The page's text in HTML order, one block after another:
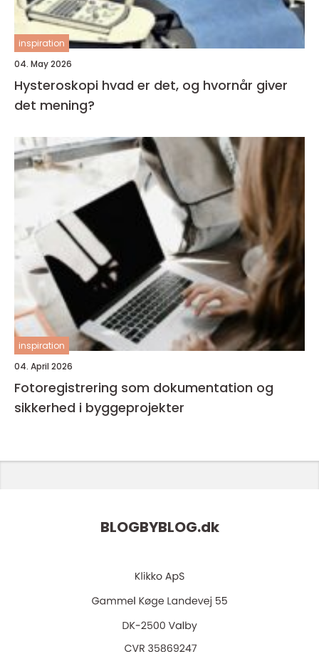
inspiration
04. May 2026
Hysteroskopi hvad er det, og hvornår giver
det mening?
inspiration
04. April 2026
Fotoregistrering som dokumentation og
sikkerhed i byggeprojekter
BLOGBYBLOG.dk